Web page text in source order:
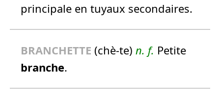
principale en tuyaux secondaires.
BRANCHETTE (chè-te) n. f. Petite
branche.